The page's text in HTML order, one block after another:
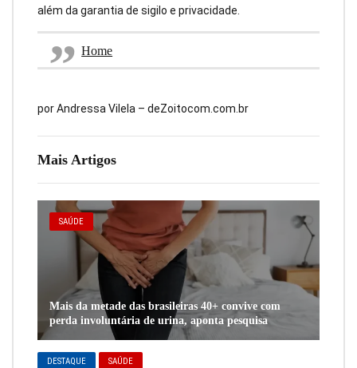
Mais Artigos
SAÚDE
Mais da metade das brasileiras 40+ convive com
perda involuntária de urina, aponta pesquisa
DESTAQUE SAÚDE
além da garantia de sigilo e privacidade.
Home
por Andressa Vilela – deZoitocom.com.br